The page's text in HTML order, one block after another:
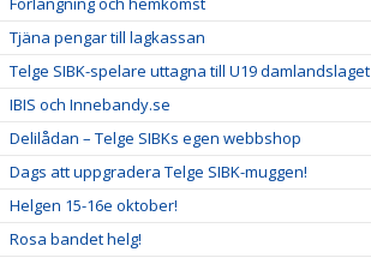
Tjäna pengar till lagkassan
Telge SIBK-spelare uttagna till U19 damlandslaget
IBIS och Innebandy.se
Delilådan – Telge SIBKs egen webbshop
Dags att uppgradera Telge SIBK-muggen!
Helgen 15-16e oktober!
Rosa bandet helg!